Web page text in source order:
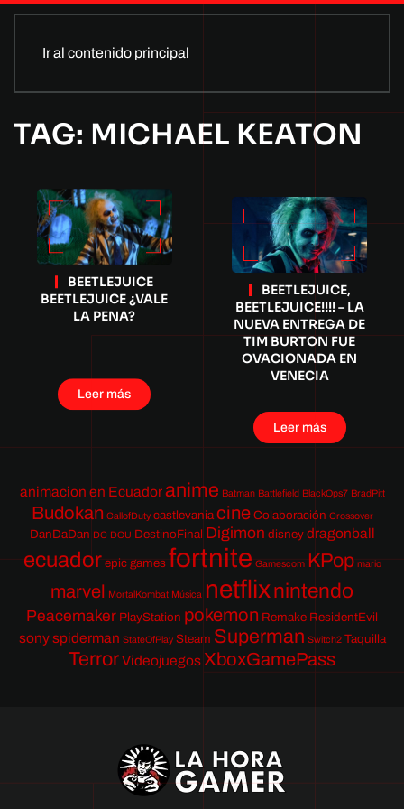
Ir al contenido principal
TAG: MICHAEL KEATON
BEETLEJUICE
BEETLEJUICE ¿VALE
LA PENA?
Leer más
BEETLEJUICE,
BEETLEJUICE!!!! – LA
NUEVA ENTREGA DE
TIM BURTON FUE
OVACIONADA EN
VENECIA
Leer más
animacion en Ecuador anime Batman Battlefield BlackOps7 BradPitt
Budokan CallofDuty castlevania cine Colaboración Crossover
DanDaDan DC DCU DestinoFinal Digimon disney dragonball
ecuador epic games fortnite Gamescom KPop mario
marvel MortalKombat Música netflixnintendo
Peacemaker PlayStation pokemon Remake ResidentEvil
sony spiderman StateOfPlay Steam Superman Switch2 Taquilla
TerrorVideojuegos XboxGamePass